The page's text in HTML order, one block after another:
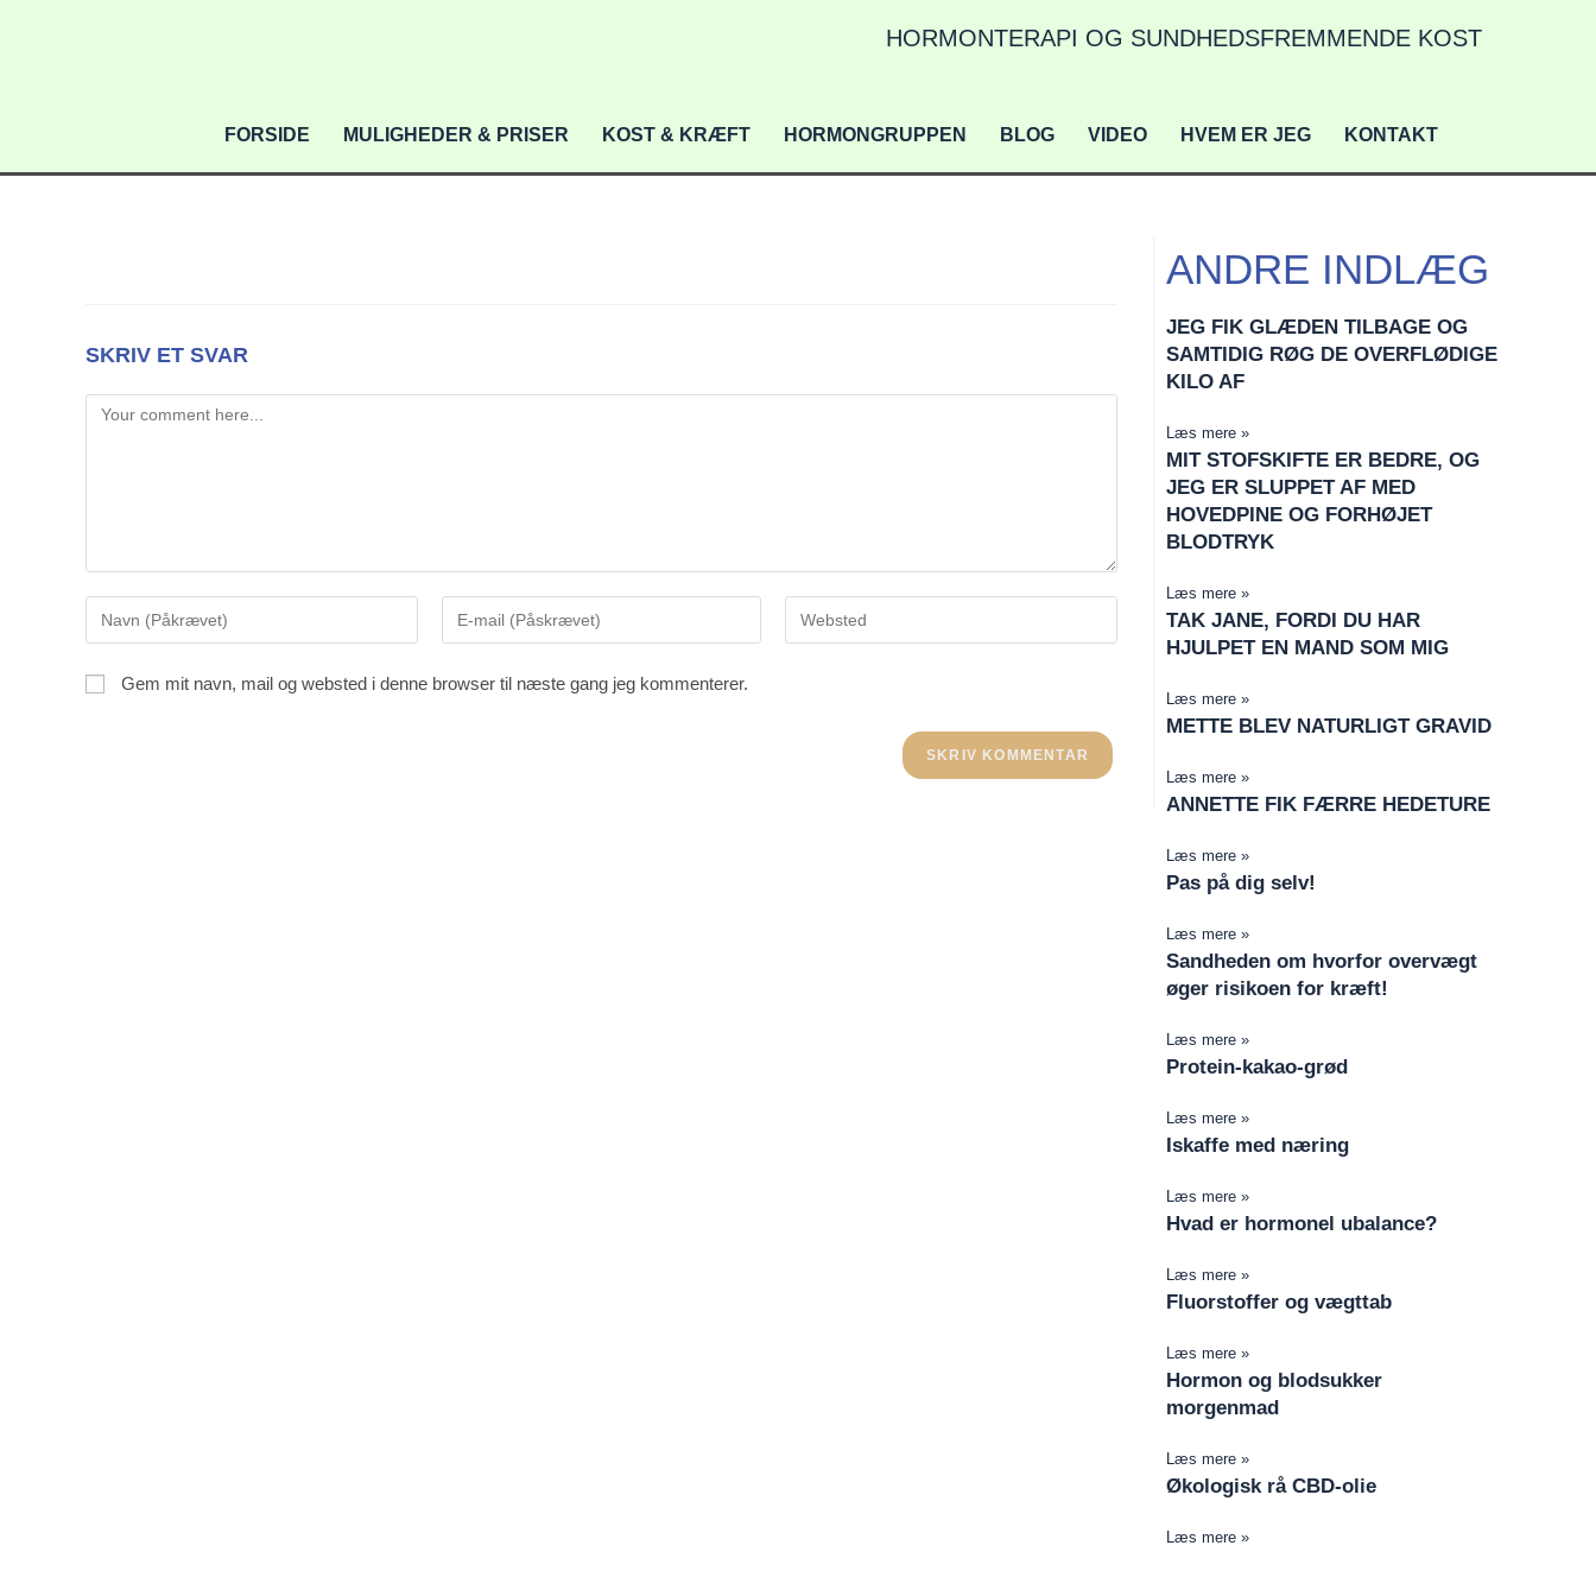
HORMONTERAPI OG SUNDHEDSFREMMENDE KOST
FORSIDE MULIGHEDER & PRISER KOST & KRÆFT HORMONGRUPPEN BLOG VIDEO HVEM ER JEG KONTAKT
SKRIV ET SVAR
Gem mit navn, mail og websted i denne browser til næste gang jeg kommenterer.
ANDRE INDLÆG
JEG FIK GLÆDEN TILBAGE OG
SAMTIDIG RØG DE OVERFLØDIGE
KILO AF
Læs mere »
MIT STOFSKIFTE ER BEDRE, OG
JEG ER SLUPPET AF MED
HOVEDPINE OG FORHØJET
BLODTRYK
Læs mere »
TAK JANE, FORDI DU HAR
HJULPET EN MAND SOM MIG
Læs mere »
METTE BLEV NATURLIGT GRAVID
Læs mere »
ANNETTE FIK FÆRRE HEDETURE
Læs mere »
Pas på dig selv!
Læs mere »
Sandheden om hvorfor overvægt
øger risikoen for kræft!
Læs mere »
Protein-kakao-grød
Læs mere »
Iskaffe med næring
Læs mere »
Hvad er hormonel ubalance?
Læs mere »
Fluorstoffer og vægttab
Læs mere »
Hormon og blodsukker
morgenmad
Læs mere »
Økologisk rå CBD-olie
Læs mere »